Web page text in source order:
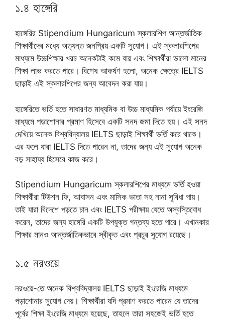
১.৪ হাঙ্গেরি
হাঙ্গেরির Stipendium Hungaricum স্কলারশিপ আন্তর্জাতিক
শিক্ষার্থীদের মধ্যে অত্যন্ত জনপ্রিয় একটি সুযোগ। এই স্কলারশিপের
মাধ্যমে উচ্চশিক্ষার খরচ অনেকটাই কমে যায় এবং শিক্ষার্থীরা ভালো মানের
শিক্ষা লাভ করতে পারে। বিশেষ আকর্ষণ হলো, অনেক ক্ষেত্রে IELTS
ছাড়াই এই স্কলারশিপের জন্য আবেদন করা যায়।
হাঙ্গেরিতে ভর্তি হতে সাধারণত মাধ্যমিক বা উচ্চ মাধ্যমিক পর্যায়ে ইংরেজি
মাধ্যমে পড়াশোনার প্রমাণ হিসেবে একটি সনদ জমা দিতে হয়। এই সনদ
দেখিয়ে অনেক বিশ্ববিদ্যালয় IELTS ছাড়াই শিক্ষার্থী ভর্তি করে থাকে।
এর ফলে যারা IELTS দিতে পারেন না, তাদের জন্য এই সুযোগ অনেক
বড় সাহায্য হিসেবে কাজ করে।
Stipendium Hungaricum স্কলারশিপের মাধ্যমে ভর্তি হওয়া
শিক্ষার্থীরা টিউশন ফি, আবাসন এবং মাসিক ভাতা সহ নানা সুবিধা পায়।
তাই যারা বিদেশে পড়তে চান এবং IELTS পরীক্ষায় যেতে অস্বস্তিবোধ
করেন, তাদের জন্য হাঙ্গেরি একটি উপযুক্ত গন্তব্য হতে পারে। এখানকার
শিক্ষার মানও আন্তর্জাতিকভাবে স্বীকৃত এবং প্রচুর সুযোগ রয়েছে।
১.৫ নরওয়ে
নরওয়ে-তে অনেক বিশ্ববিদ্যালয় IELTS ছাড়াই ইংরেজি মাধ্যমে
পড়াশোনার সুযোগ দেয়। শিক্ষার্থীরা যদি প্রমাণ করতে পারেন যে তাদের
পূর্বের শিক্ষা ইংরেজি মাধ্যমে হয়েছে, তাহলে তারা সহজেই ভর্তি হতে